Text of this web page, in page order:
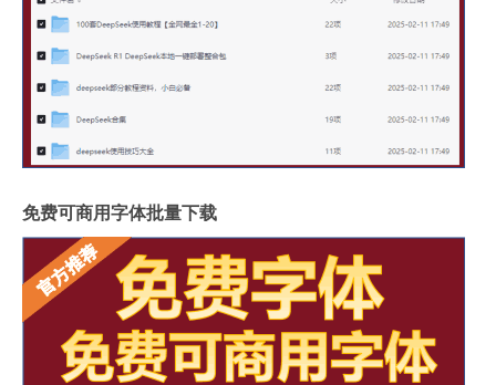
免费可商用字体批量下载